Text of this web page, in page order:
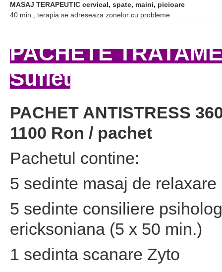
MASAJ TERAPEUTIC cervical, spate, maini, picioare
40 min., terapia se adreseaza zonelor cu probleme
PACHETE
Suflet
PACHET ANTISTRESS
1100 Ron / pachet
Pachetul contine:
5 sedinte masaj de relaxare
5 sedinte consiliere
ericksoniana (5 x 50 min.)
1 sedinta scanare Zyto